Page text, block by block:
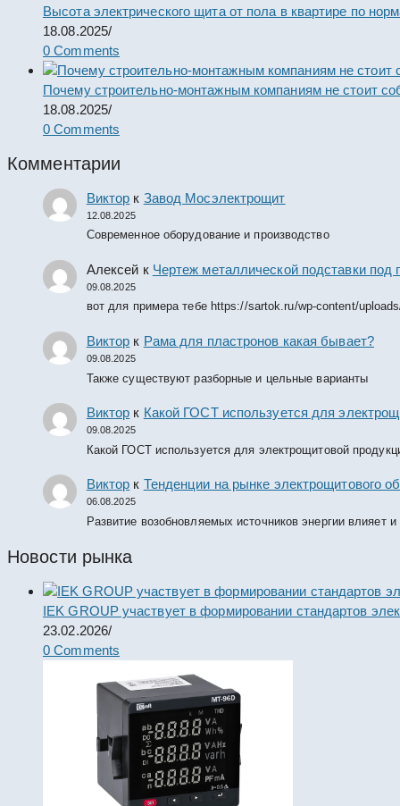
Высота электрического щита от пола в квартире по
18.08.2025/
0 Comments
Почему строительно-монтажным компаниям не стоит
18.08.2025/
0 Comments
Комментарии
Виктор к Завод Мосэлектрощит
12.08.2025
Современное оборудование и производство
Алексей к Чертеж металлической подставки
09.08.2025
вот для примера тебе https://sartok.ru/wp-content/
Виктор к Рама для пластронов какая бывает?
09.08.2025
Также существуют разборные и цельные варианты
Виктор к Какой ГОСТ используется для
09.08.2025
Какой ГОСТ используется для электрощитовой
Виктор к Тенденции на рынке электрощитового
06.08.2025
Развитие возобновляемых источников энергии влияет
Новости рынка
IEK GROUP участвует в формировании стандартов
23.02.2026/
0 Comments